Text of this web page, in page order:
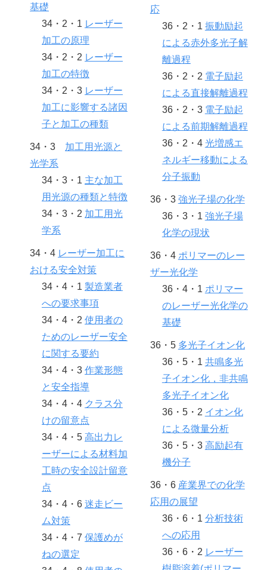
基礎
34・2・1 レーザー
加工の原理
34・2・2 レーザー
加工の特徴
34・2・3 レーザー
加工に影響する諸因
子と加工の種類
34・3 加工用光源と
光学系
34・3・1 主な加工
用光源の種類と特徴
34・3・2 加工用光
学系
34・4 レーザー加工に
おける安全対策
34・4・1 製造業者
への要求事項
34・4・2 使用者の
ためのレーザー安全
に関する要約
34・4・3 作業形態
と安全指導
34・4・4 クラス分
けの留意点
34・4・5 高出力レ
ーザーによる材料加
工時の安全設計留意
点
34・4・6 迷走ビー
ム対策
34・4・7 保護めが
ねの選定
応
36・2・1 振動励起
による赤外多光子解
離過程
36・2・2 電子励起
による直接解離過程
36・2・3 電子励起
による前期解離過程
36・2・4 光増感エ
ネルギー移動による
分子振動
36・3 強光子場の化学
36・3・1 強光子場
化学の現状
36・4 ポリマーのレー
ザー光化学
36・4・1 ポリマー
のレーザー光化学の
基礎
36・5 多光子イオン化
36・5・1 共鳴多光
子イオン化，非共鳴
多光子イオン化
36・5・2 イオン化
による微量分析
36・5・3 高励起有
機分子
36・6 産業界での化学
応用の展望
36・6・1 分析技術
への応用
36・6・2 レーザー